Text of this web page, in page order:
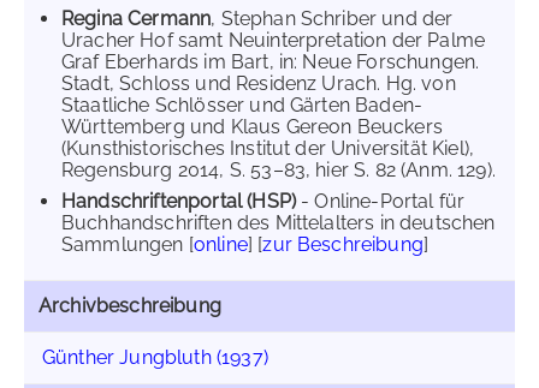
Regina Cermann, Stephan Schriber und der
Uracher Hof samt Neuinterpretation der Palme
Graf Eberhards im Bart, in: Neue Forschungen.
Stadt, Schloss und Residenz Urach. Hg. von
Staatliche Schlösser und Gärten Baden-
Württemberg und Klaus Gereon Beuckers
(Kunsthistorisches Institut der Universität Kiel),
Regensburg 2014, S. 53–83, hier S. 82 (Anm. 129).
Handschriftenportal (HSP)- Online-Portal für
Buchhandschriften des Mittelalters in deutschen
Sammlungen [online] [zur Beschreibung]
Archivbeschreibung
Günther Jungbluth (1937)